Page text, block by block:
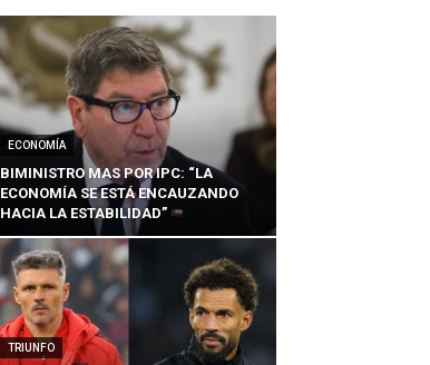
ECONOMÍA
BIMINISTRO MAS POR IPC: “LA
ECONOMÍA SE ESTÁ ENCAUZANDO
HACIA LA ESTABILIDAD”
TRIUNFO